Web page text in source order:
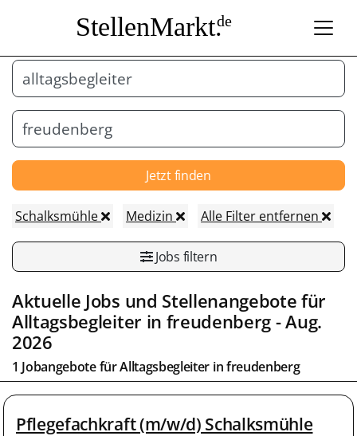
StellenMarkt.de
Jetzt finden
Schalksmühle Medizin Alle Filter entfernen
Jobs filtern
Aktuelle Jobs und Stellenangebote für
Alltagsbegleiter in freudenberg- Aug.
2026
1 Jobangebote fürAlltagsbegleiter infreudenberg
Pflegefachkraft (m/w/d) Schalksmühle